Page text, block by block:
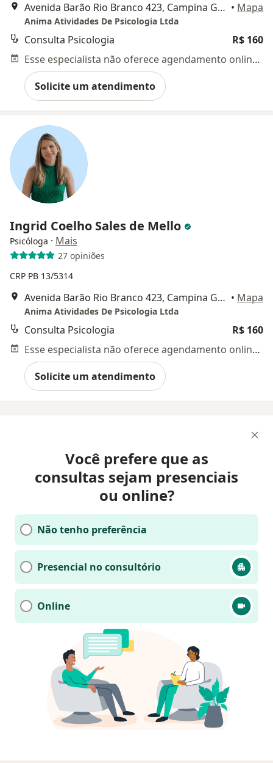
Avenida Barão Rio Branco 423, Campina Grande • Mapa
Anima Atividades De Psicologia Ltda
Consulta Psicologia
R$ 160
Esse especialista não oferece agendamento online para esse endereço.
Solicite um atendimento
Ingrid Coelho Sales de Mello
Psicóloga · Mais
27 opiniões
CRP PB 13/5314
Avenida Barão Rio Branco 423, Campina Grande • Mapa
Anima Atividades De Psicologia Ltda
Consulta Psicologia
R$ 160
Esse especialista não oferece agendamento online para esse endereço.
Solicite um atendimento
Você prefere que as
consultas sejam presenciais
ou online?
Não tenho preferência
Presencial no consultório
Online